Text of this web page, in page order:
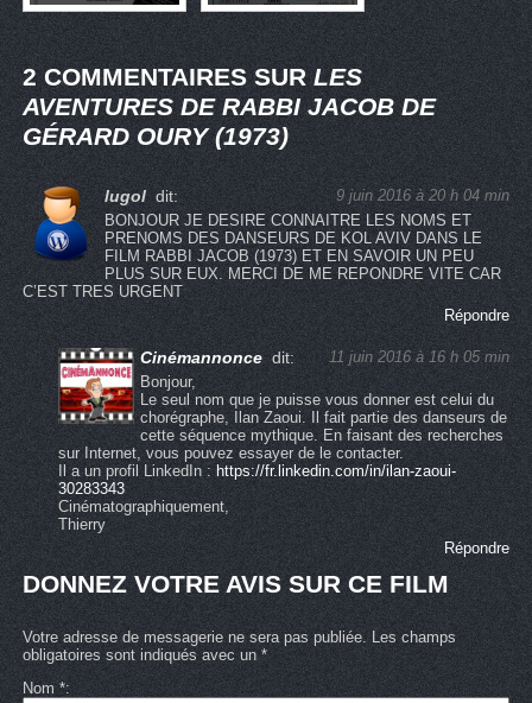
2 COMMENTAIRES SURLES
AVENTURES DE RABBI JACOB DE
GÉRARD OURY (1973)
9 juin 2016 à 20 h 04 min
lugol dit:
BONJOUR JE DESIRE CONNAITRE LES NOMS ET
PRENOMS DES DANSEURS DE KOL AVIV DANS LE
FILM RABBI JACOB (1973) ET EN SAVOIR UN PEU
PLUS SUR EUX. MERCI DE ME REPONDRE VITE CAR
C’EST TRES URGENT
Répondre
11 juin 2016 à 16 h 05 min
Cinémannonce dit:
Bonjour,
Le seul nom que je puisse vous donner est celui du
chorégraphe, Ilan Zaoui. Il fait partie des danseurs de
cette séquence mythique. En faisant des recherches
sur Internet, vous pouvez essayer de le contacter.
Il a un profil LinkedIn : https://fr.linkedin.com/in/ilan-zaoui-
30283343
Cinématographiquement,
Thierry
Répondre
DONNEZ VOTRE AVIS SUR CE FILM
Votre adresse de messagerie ne sera pas publiée. Les champs
obligatoires sont indiqués avec un *
Nom *